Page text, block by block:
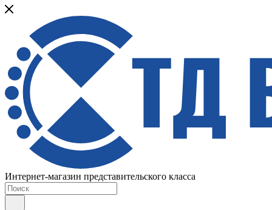
Интернет-магазин представительского класса